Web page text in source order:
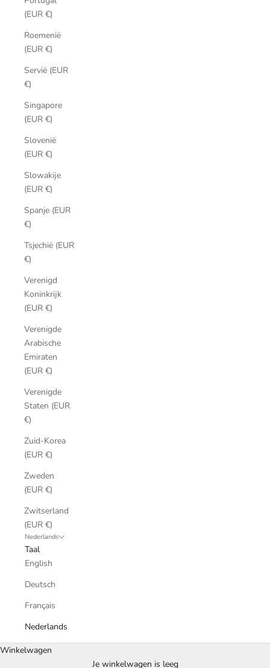
(EUR €)
Roemenië
(EUR €)
Servië (EUR
€)
Singapore
(EUR €)
Slovenië
(EUR €)
Slowakije
(EUR €)
Spanje (EUR
€)
Tsjechië (EUR
€)
Verenigd
Koninkrijk
(EUR €)
Verenigde
Arabische
Emiraten
(EUR €)
Verenigde
Staten (EUR
€)
Zuid-Korea
(EUR €)
Zweden
(EUR €)
Zwitserland
(EUR €)
Nederlands
Taal
English
Deutsch
Français
Nederlands
Winkelwagen
Je winkelwagen is leeg